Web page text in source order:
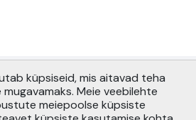
© AS Pensionikeskus 2021
19, Tallinn 10145
küpsiseid, mis aitavad teha
Meie veebilehte
meiepoolse küpsiste